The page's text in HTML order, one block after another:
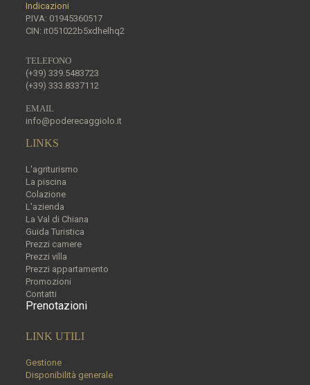
Indicazioni
P.IVA: 01945360517
CIN: it051022b5xdhelhq2
TELEFONO
(+39) 339.5483723
(+39) 333.8337112
EMAIL
info@poderecaggiolo.it
LINKS
L'agriturismo
La piscina
Colazione
L'azienda
La Val di Chiana
Guida Turistica
Prezzi camere
Prezzi villa
Prezzi appartamento
Promozioni
Contatti
Prenotazioni
LINK UTILI
Gestione
Disponibilità generale